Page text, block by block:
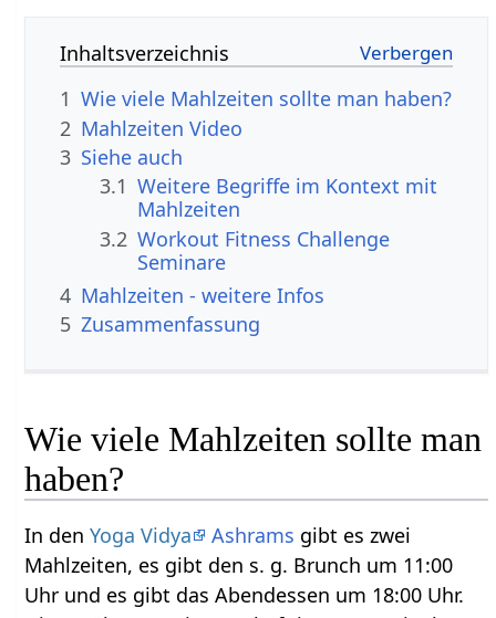
Inhaltsverzeichnis
1 Wie viele Mahlzeiten sollte man haben?
2
Mahlzeiten‏‎ Video
3 Siehe auch
3.1 Weitere Begriffe im Kontext mit
3.2 Workout Fitness Challenge
Seminare
4
Mahlzeiten‏‎ - weitere Infos
5 Zusammenfassung
Wie viele Mahlzeiten sollte man
haben?
In denYoga Vidya Ashrams gibt es zwei
Mahlzeiten, es gibt den s. g. Brunch um 11:00
Uhr und es gibt das Abendessen um 18:00 Uhr.